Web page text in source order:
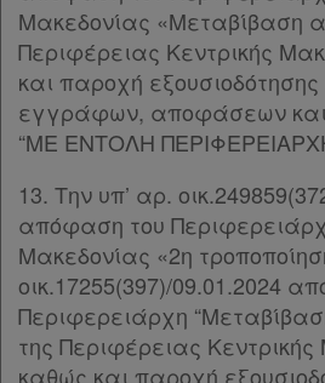
Κ.Α.Δ.
Διακρατικές
Συμφωνίες
Ελλάδας
Πληροφορίες
Μακεδονίας «Μεταβίβαση
Περιφέρειας Κεντρικής
και παροχή
εγγράφων, αποφάσεων
“ΜΕ ΕΝΤΟΛΗ
13. Την υπ’ αρ.
απόφαση του
Μακεδονίας «2η
οικ.17255(397)/09.01.2024
Περιφερειάρχη
της Περιφέρειας
καθώς και παροχή